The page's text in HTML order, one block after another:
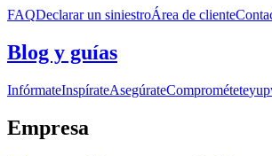
FAQDeclarar un siniestroÁrea de cliente
Blog y guías
InfórmateInspírateAsegúrateComprométete
Empresa